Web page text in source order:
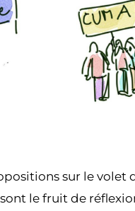
sur le volet
le fruit de